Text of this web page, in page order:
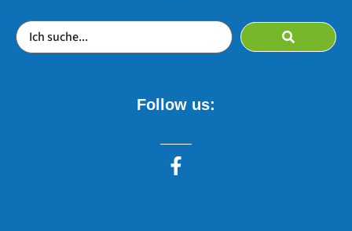
Follow us: